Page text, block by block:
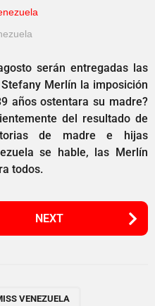
serán entregadas las
Merlín la imposición
años ostentara su madre?
del resultado de
de madre e hijas
se hable, las Merlín
todos.
NEXT
VENEZUELA